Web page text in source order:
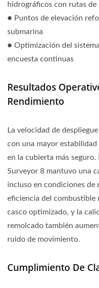
hidrográficos con rutas de
● Puntos de elevación
submarina
● Optimización del
encuesta continuas
Resultados
Rendimiento
La velocidad de
con una mayor
en la cubierta más
Surveyor 8 mantuvo una
incluso en condiciones de
eficiencia del combustible
casco optimizado, y la
remolcado también
ruido de movimiento.
Cumplimiento De